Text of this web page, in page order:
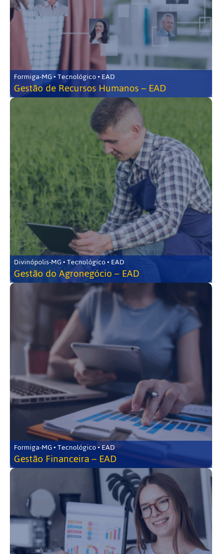
Formiga-MG • Tecnológico • EAD
Gestão de Recursos Humanos – EAD
Divinópolis-MG • Tecnológico • EAD
Gestão do Agronegócio – EAD
Formiga-MG • Tecnológico • EAD
Gestão Financeira – EAD